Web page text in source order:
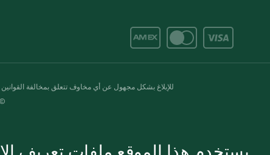
للإبلاغ بشكل مجهول عن أي مخاوف تتعلق بمخالفة القوانين
© 2020-2026 سبينس. كل الحقوق محفوظة
يستخدم هذا الموقع ملفات تعريف